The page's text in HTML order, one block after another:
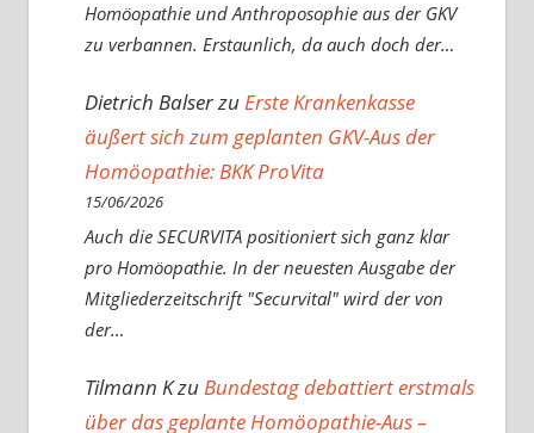
Homöopathie und Anthroposophie aus der GKV
zu verbannen. Erstaunlich, da auch doch der…
Dietrich BalserzuErste Krankenkasse
äußert sich zum geplanten GKV-Aus der
Homöopathie: BKK ProVita
15/06/2026
Auch die SECURVITA positioniert sich ganz klar
pro Homöopathie. In der neuesten Ausgabe der
Mitgliederzeitschrift "Securvital" wird der von
der…
Tilmann KzuBundestag debattiert erstmals
über das geplante Homöopathie-Aus –